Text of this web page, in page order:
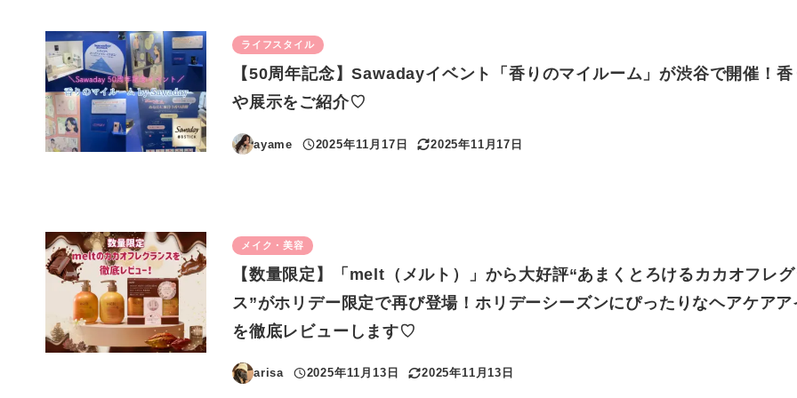
ライフスタイル
【50周年記念】Sawadayイベント「香りのマイルーム」が渋谷で開催！
や展示をご紹介♡
ayame
投稿日
2025年11月17日
更新日
2025年11月17日
メイク・美容
【数量限定】「melt（メルト）」から大好評“あまくとろけるカカオフレ
ス”がホリデー限定で再び登場！ホリデーシーズンにぴったりなヘアケアア
を徹底レビューします♡
arisa
投稿日
2025年11月13日
更新日
2025年11月13日